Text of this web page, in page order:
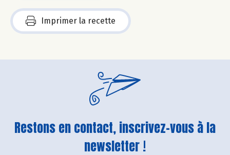
Imprimer la recette
Restons en contact, inscrivez-vous à la
newsletter !